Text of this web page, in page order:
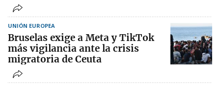
UNIÓN EUROPEA
Bruselas exige a Meta y TikTok
más vigilancia ante la crisis
migratoria de Ceuta